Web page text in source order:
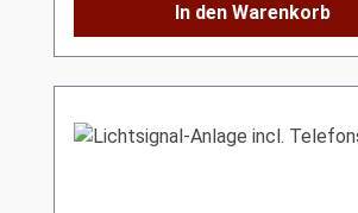
In den Warenkorb